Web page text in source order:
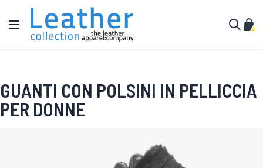
Salta al contenuto
Toggle Nav
GUANTI CON POLSINI IN PELLICCIA
PER DONNE